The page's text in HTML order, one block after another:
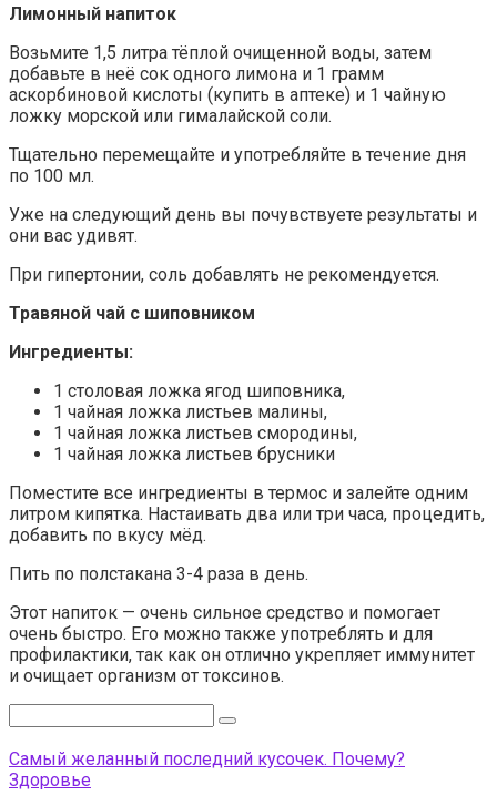
Лимонный напиток
Возьмите 1,5 литра тёплой очищенной воды, затем
добавьте в неё сок одного лимона и 1 грамм
аскорбиновой кислоты (купить в аптеке) и 1 чайную
ложку морской или гималайской соли.
Тщательно перемещайте и употребляйте в течение дня
по 100 мл.
Уже на следующий день вы почувствуете результаты и
они вас удивят.
При гипертонии, соль добавлять не рекомендуется.
Травяной чай с шиповником
Ингредиенты:
1 столовая ложка ягод шиповника,
1 чайная ложка листьев малины,
1 чайная ложка листьев смородины,
1 чайная ложка листьев брусники
Поместите все ингредиенты в термос и залейте одним
литром кипятка. Настаивать два или три часа, процедить,
добавить по вкусу мёд.
Пить по полстакана 3-4 раза в день.
Этот напиток — очень сильное средство и помогает
очень быстро. Его можно также употреблять и для
профилактики, так как он отлично укрепляет иммунитет
и очищает организм от токсинов.
Самый желанный последний кусочек. Почему?
Здоровье